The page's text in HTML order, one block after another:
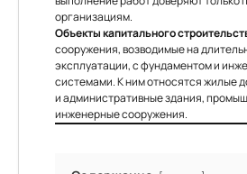
организациям.
Объекты капитального
сооружения, возводимые на
эксплуатации, с фундаментом и
системами. К ним относятся жилые
и административные здания,
инженерные сооружения.